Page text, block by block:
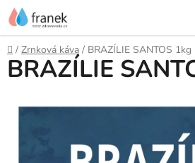
Přejít
na
obsah
Domů
/ Zrnková káva / BRAZÍLIE SANTOS 1kg
BRAZÍLIE